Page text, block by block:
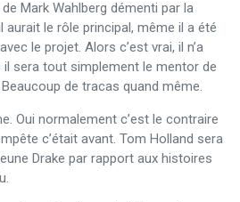
Mark Wahlberg démenti par la
le rôle principal, même il a été
le projet. Alors c’est vrai, il n’a
il sera tout simplement le mentor de
de tracas quand même.
Oui normalement c’est le contraire
c’était avant. Tom Holland sera
Drake par rapport aux histoires